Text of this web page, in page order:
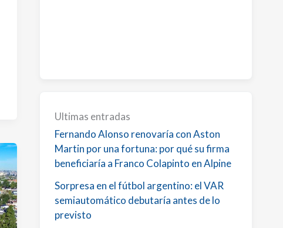
Ultimas entradas
Fernando Alonso renovaría con Aston
Martin por una fortuna: por qué su firma
beneficiaría a Franco Colapinto en Alpine
Sorpresa en el fútbol argentino: el VAR
semiautomático debutaría antes de lo
previsto